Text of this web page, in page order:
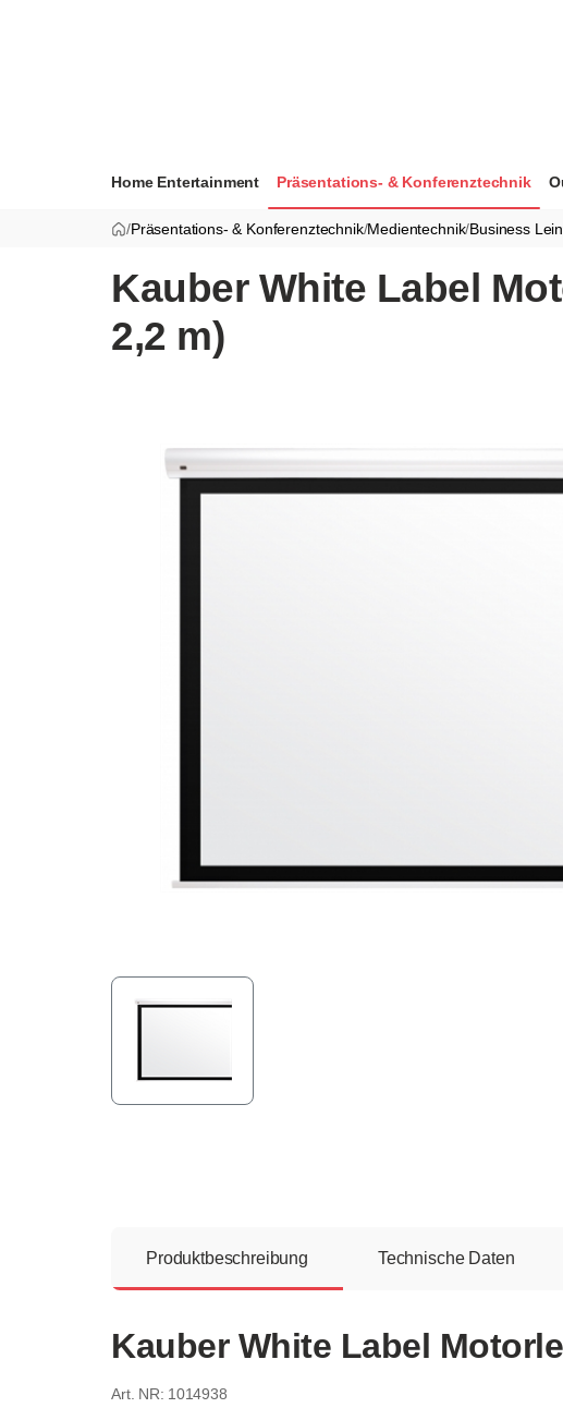
Home Entertainment Präsentations- & Konferenztechnik
/Präsentations- & Konferenztechnik/Medientechnik/Business
Kauber White Label
2,2 m)
Produktbeschreibung Technische Daten
Kauber White Label
1014938